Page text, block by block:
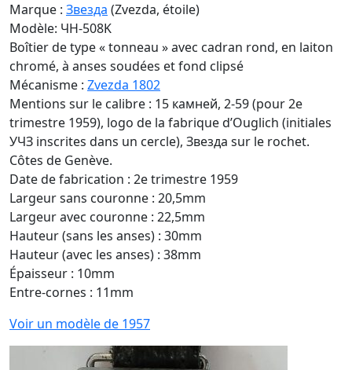
Marque : Звезда (Zvezda, étoile)
Modèle: ЧH-508K
Boîtier de type « tonneau » avec cadran rond, en laiton
chromé, à anses soudées et fond clipsé
Mécanisme : Zvezda 1802
Mentions sur le calibre : 15 камней, 2-59 (pour 2e
trimestre 1959), logo de la fabrique d’Ouglich (initiales
УЧЗ inscrites dans un cercle), Звезда sur le rochet.
Côtes de Genève.
Date de fabrication : 2e trimestre 1959
Largeur sans couronne : 20,5mm
Largeur avec couronne : 22,5mm
Hauteur (sans les anses) : 30mm
Hauteur (avec les anses) : 38mm
Épaisseur : 10mm
Entre-cornes : 11mm
Voir un modèle de 1957